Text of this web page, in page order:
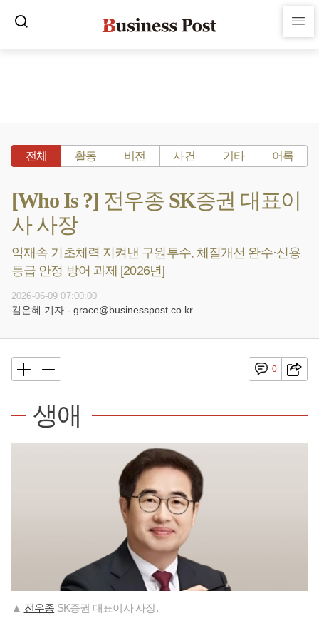
전체 활동 비전 사건 기타 어록
[Who Is ?] 전우종 SK증권 대표이
사 사장
악재속 기초체력 지켜낸 구원투수, 체질개선 완수·신용
등급 안정 방어 과제 [2026년]
2026-06-09 07:00:00
김은혜 기자 - grace@businesspost.co.kr
0
생애
▲ 전우종 SK증권 대표이사 사장.